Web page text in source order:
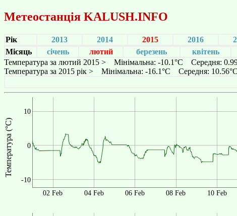
Метеостанція KALUSH.INFO
Рік 2013 2014 2015 2016
Місяць
січень лютий березень квітень
Температура за лютий 2015 > Мінімальна: -10.1°C Середня:
Температура за 2015 рік > Мінімальна: -16.1°C Середня:
Температура (°C)
-10
0
10
02 Feb 04 Feb 06 Feb 08 Feb 10 Feb